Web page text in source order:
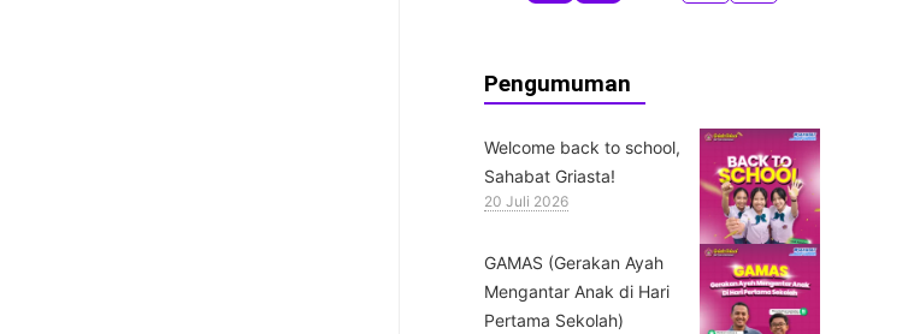
Pengumuman
Welcome back to school,
Sahabat Griasta!
20 Juli 2026
GAMAS (Gerakan Ayah
Mengantar Anak di Hari
Pertama Sekolah)